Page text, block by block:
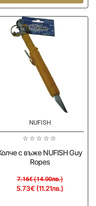
Brolly
Spike
NUFISH
с въже NUFISH Guy
Ropes
5.73€ (11.21лв.)
7.16€ (14.00лв.)